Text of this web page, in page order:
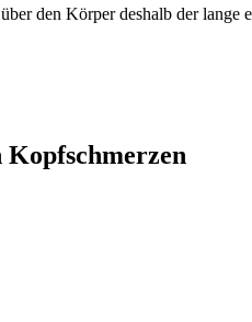
den Körper deshalb der lange
Kopfschmerzen